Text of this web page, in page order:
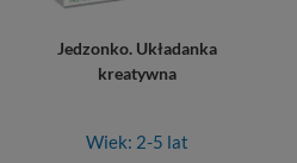
Jedzonko. Układanka
kreatywna
Wiek: 2-5 lat